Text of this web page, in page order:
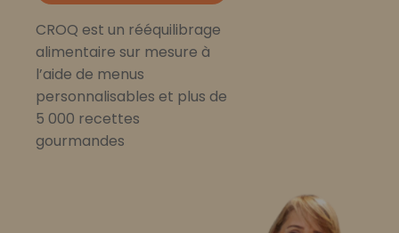
CROQ est un rééquilibrage
alimentaire sur mesure à
l’aide de menus
personnalisables et plus de
5 000 recettes
gourmandes